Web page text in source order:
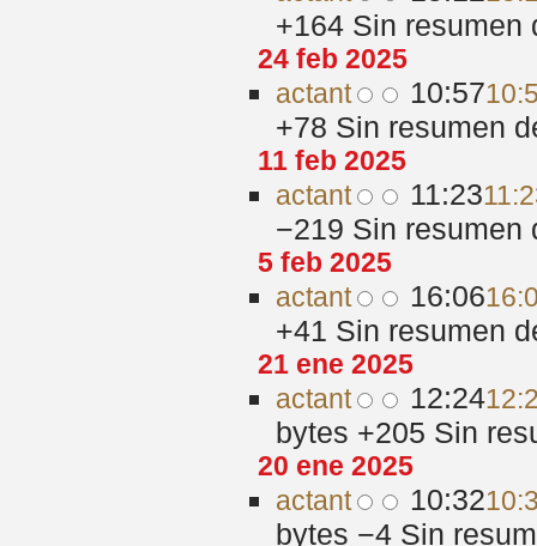
+164 Sin resumen
24 feb 2025
actant 10:57
+78 Sin resumen
11 feb 2025
actant 11:23
−219 Sin resumen
5 feb 2025
actant 16:06
+41 Sin resumen
21 ene 2025
actant 12:24
bytes +205 Sin
20 ene 2025
actant 10:32
bytes −4 Sin